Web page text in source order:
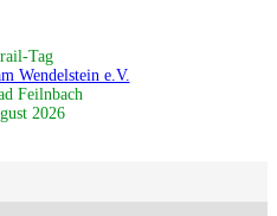
Tag
Wendelstein e.V.
Feilnbach
2026